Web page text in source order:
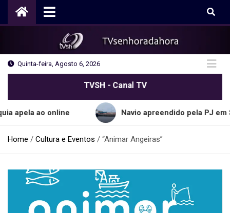
Quinta-feira, Agosto 6, 2026
TVSH - Canal TV
online Navio apreendido pela PJ em Sines
Home Cultura e Eventos “Animar Angeiras”